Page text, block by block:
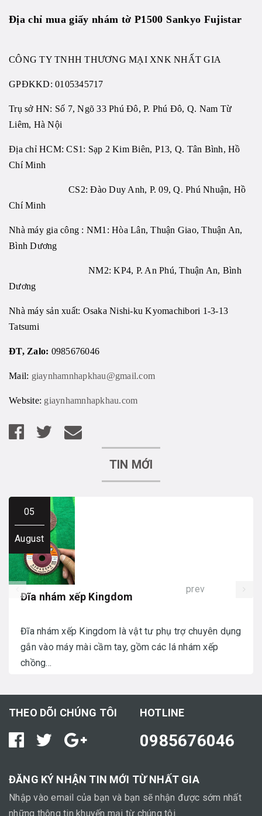
Địa chỉ muagiấy nhám tờ P1500 Sankyo Fujistar
CÔNG TY TNHH THƯƠNG MẠI XNK NHẤT GIA
GPĐKKD: 0105345717
Trụ sở HN: Số 7, Ngõ 33 Phú Đô, P. Phú Đô, Q. Nam Từ
Liêm, Hà Nội
Địa chỉ HCM: CS1: Sạp 2 Kim Biên, P13, Q. Tân Bình, Hồ
Chí Minh
CS2: Đào Duy Anh, P. 09, Q. Phú Nhuận, Hồ
Chí Minh
Nhà máy gia công : NM1: Hòa Lân, Thuận Giao, Thuận An,
Bình Dương
NM2: KP4, P. An Phú, Thuận An, Bình
Dương
Nhà máy sản xuất: Osaka Nishi-ku Kyomachibori 1-3-13
Tatsumi
ĐT, Zalo: 0985676046
Mail: giaynhamnhapkhau@gmail.com
Website: giaynhamnhapkhau.com
TIN MỚI
05
August
Đĩa nhám xếp Kingdom
Đĩa nhám xếp Kingdom là vật tư phụ trợ chuyên dụng
gắn vào máy mài cầm tay, gồm các lá nhám xếp
chồng...
prev
THEO DÕI CHÚNG TÔI HOTLINE
0985676046
ĐĂNG KÝ NHẬN TIN MỚI TỪ NHẤT GIA
Nhập vào email của bạn và bạn sẽ nhận được sớm nhất
những thông tin khuyến mại từ chúng tôi